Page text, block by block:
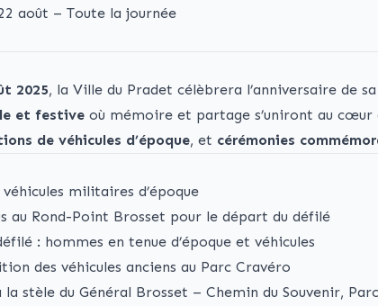
août – Toute la journée
2025, la Ville du Pradet célèbrera l’anniversaire de
et festive où mémoire et partage s’uniront au cœur
de véhicules d’époque, et cérémonies
militaires d’époque
au Rond-Point Brosset pour le départ du défilé
: hommes en tenue d’époque et véhicules
des véhicules anciens au Parc Cravéro
stèle du Général Brosset – Chemin du Souvenir,